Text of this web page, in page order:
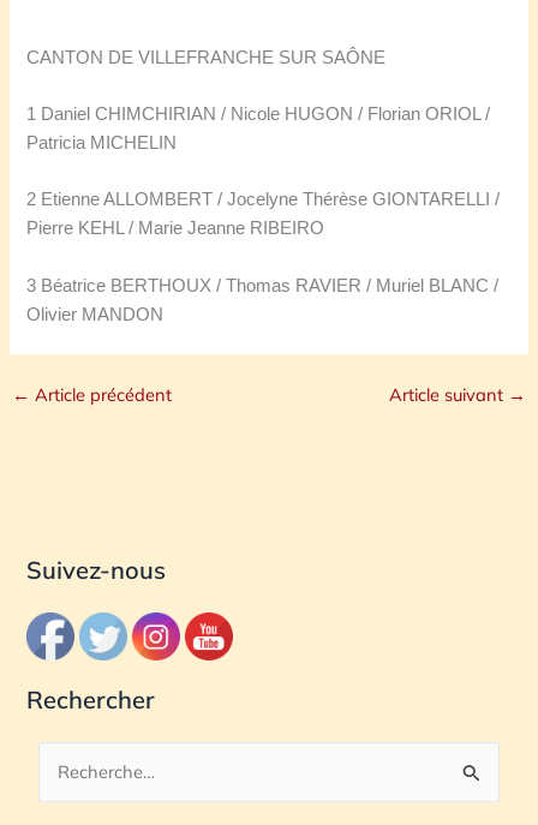
CANTON DE VILLEFRANCHE SUR SAÔNE
1 Daniel CHIMCHIRIAN / Nicole HUGON / Florian ORIOL /
Patricia MICHELIN
2 Etienne ALLOMBERT / Jocelyne Thérèse GIONTARELLI /
Pierre KEHL / Marie Jeanne RIBEIRO
3 Béatrice BERTHOUX / Thomas RAVIER / Muriel BLANC /
Olivier MANDON
← Article précédent Article suivant →
Suivez-nous
Rechercher